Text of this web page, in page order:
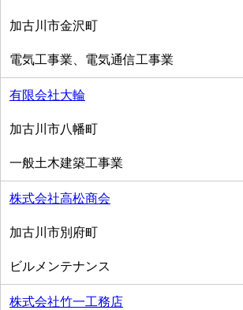
加古川市金沢町
電気工事業、電気通信工事業
有限会社大輪
加古川市八幡町
一般土木建築工事業
株式会社高松商会
加古川市別府町
ビルメンテナンス
株式会社竹一工務店